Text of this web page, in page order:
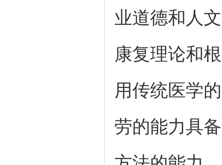
业道德和人
康复理论和
用传统医学
劳的能力具